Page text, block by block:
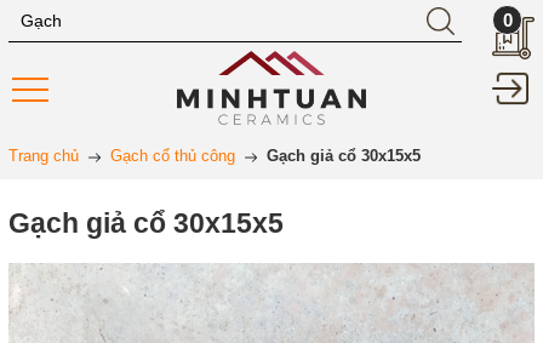
0
Trang chủ Gạch cổ thủ công Gạch giả cổ 30x15x5
Gạch giả cổ 30x15x5